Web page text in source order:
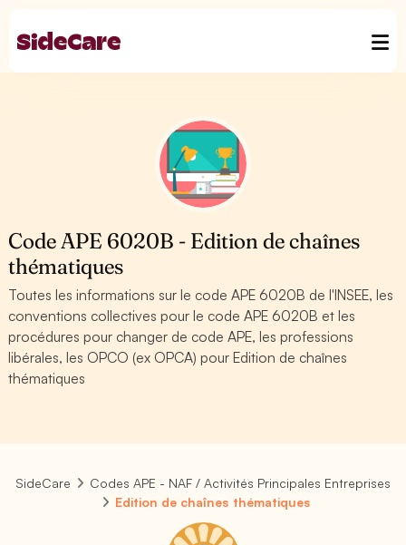
Code APE 6020B - Edition de chaînes
thématiques
Toutes les informations sur le code APE 6020B de l'INSEE, les
conventions collectives pour le code APE 6020B et les
procédures pour changer de code APE, les professions
libérales, les OPCO (ex OPCA) pour Edition de chaînes
thématiques
SideCare
Codes APE - NAF / Activités Principales Entreprises
Edition de chaînes thématiques